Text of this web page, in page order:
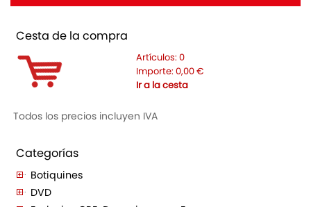
Cesta de la compra
Artículos: 0
Importe: 0,00 €
Ir a la cesta
Todos los precios incluyen IVA
Categorías
Botiquines
DVD